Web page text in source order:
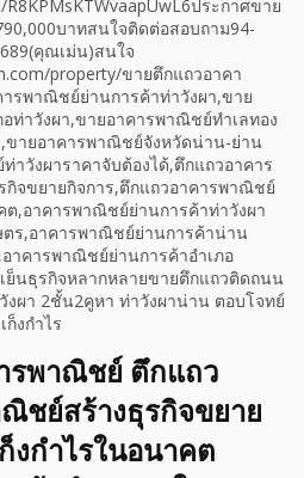
ประกาศขาย
บาทสนใจติดต่อสอบถาม94-
คุณเม่น)สนใจ
property/ขายตึกแถวอาคา
รพาณิชย์ย่านการค้าท่าวังผา,ขาย
ท่าวังผา,ขายอาคารพาณิชย์ทำเลทอง
,ขายอาคารพาณิชย์จังหวัดน่าน-ย่าน
าวังผาราคาจับต้องได้,ตึกแถวอาคาร
จขยายกิจการ,ตึกแถวอาคารพาณิชย์
ต,อาคารพาณิชย์ย่านการค้าท่าวังผา
ตร,อาคารพาณิชย์ย่านการค้าน่าน
าคารพาณิชย์ย่านการค้าอำเภอ
ย็นธุรกิจหลากหลายขายตึกแถวติดถนน
งผา 2ชั้น2คูหา ท่าวังผาน่าน ตอบโจทย์
งกำไร
รพาณิชย์ ตึกแถว
ชย์สร้างธุรกิจขยาย
งกำไรในอนาคต